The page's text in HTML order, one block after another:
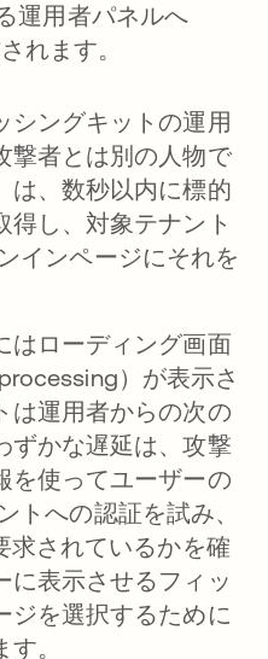
運用者パネルへ
れます。
シングキットの運用
撃者とは別の人物で
は、数秒以内に標的
得し、対象テナント
インページにそれを
はローディング画面
）が表示さ
は運用者からの次の
ずかな遅延は、攻撃
を使ってユーザーの
トへの認証を試み、
求されているかを確
に表示させるフィッ
ジを選択するために
。